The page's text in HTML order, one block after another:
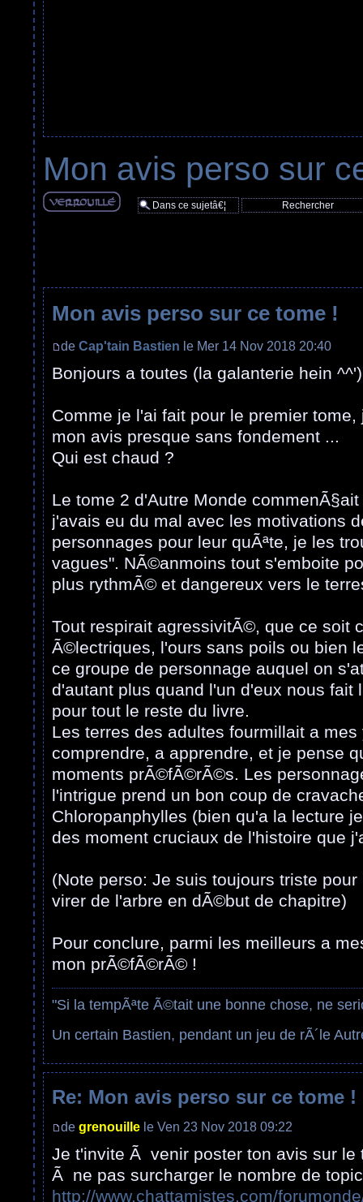
Mon avis perso sur
Mon avis perso sur ce tome !
de Cap'tain Bastien le Mer 14 Nov 2018 20:40
Bonjours a toutes (la galanterie hein
Comme je l'ai fait pour le premier tome,
mon avis presque sans fondement ...
Qui est chaud ?
Le tome 2 d'Autre Monde
j'avais eu du mal avec les motivations
personnages pour leur quÃªte, je les
vagues". NÃ©anmoins tout s'emboite
plus rythmÃ© et dangereux vers le
Tout respirait agressivitÃ©, que ce soit
Ã©lectriques, l'ours sans poils ou bien
ce groupe de personnage auquel on
d'autant plus quand l'un d'eux nous fait
pour tout le reste du livre.
Les terres des adultes fourmillait a
comprendre, a apprendre, et je pense
moments prÃ©fÃ©rÃ©s. Les
l'intrigue prend un bon coup de
Chloropanphylles (bien qu'a la lecture
des moment cruciaux de l'histoire que
(Note perso: Je suis toujours triste
virer de l'arbre en dÃ©but de chapitre)
Pour conclure, parmi les meilleurs a
mon prÃ©fÃ©rÃ© !
"Si la tempÃªte Ã©tait une bonne chose, ne
Un certain Bastien, pendant un jeu de rÃ´le
Re: Mon avis perso sur ce tome !
de grenouillele Ven 23 Nov 2018 09:22
Je t'invite Ã venir poster ton avis sur
Ã ne pas surcharger le nombre de
http://www.chattamistes.com/